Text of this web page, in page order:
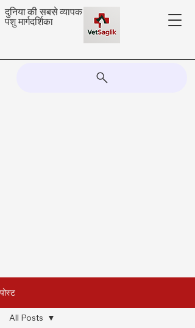
दुनिया की सबसे व्यापक
पशु मार्गदर्शिका
पोस्ट
All Posts